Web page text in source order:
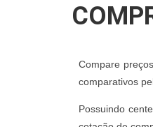
Compare
comparativos
Possuindo